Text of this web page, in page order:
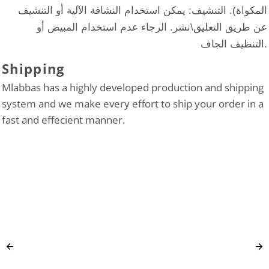
المكواة). التنشيف: يمكن استخدام النشافة الآلية أو التنشيف
عن طريق التعليق\نشر. الرجاء عدم استخدام المبيض أو
التنظيف الجاف.
Shipping
Mlabbas has a highly developed production and shipping
system and we make every effort to ship your order in a
fast and effecient manner.